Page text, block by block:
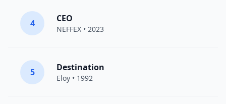
4 CEO
NEFFEX • 2023
5 Destination
Eloy • 1992